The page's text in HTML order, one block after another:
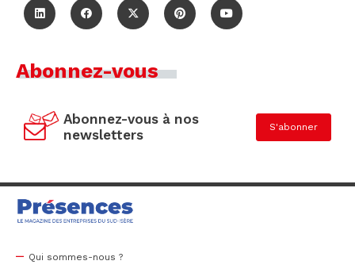
Abonnez-vous
Abonnez-vous à nos
newsletters
S'abonner
Qui sommes-nous ?